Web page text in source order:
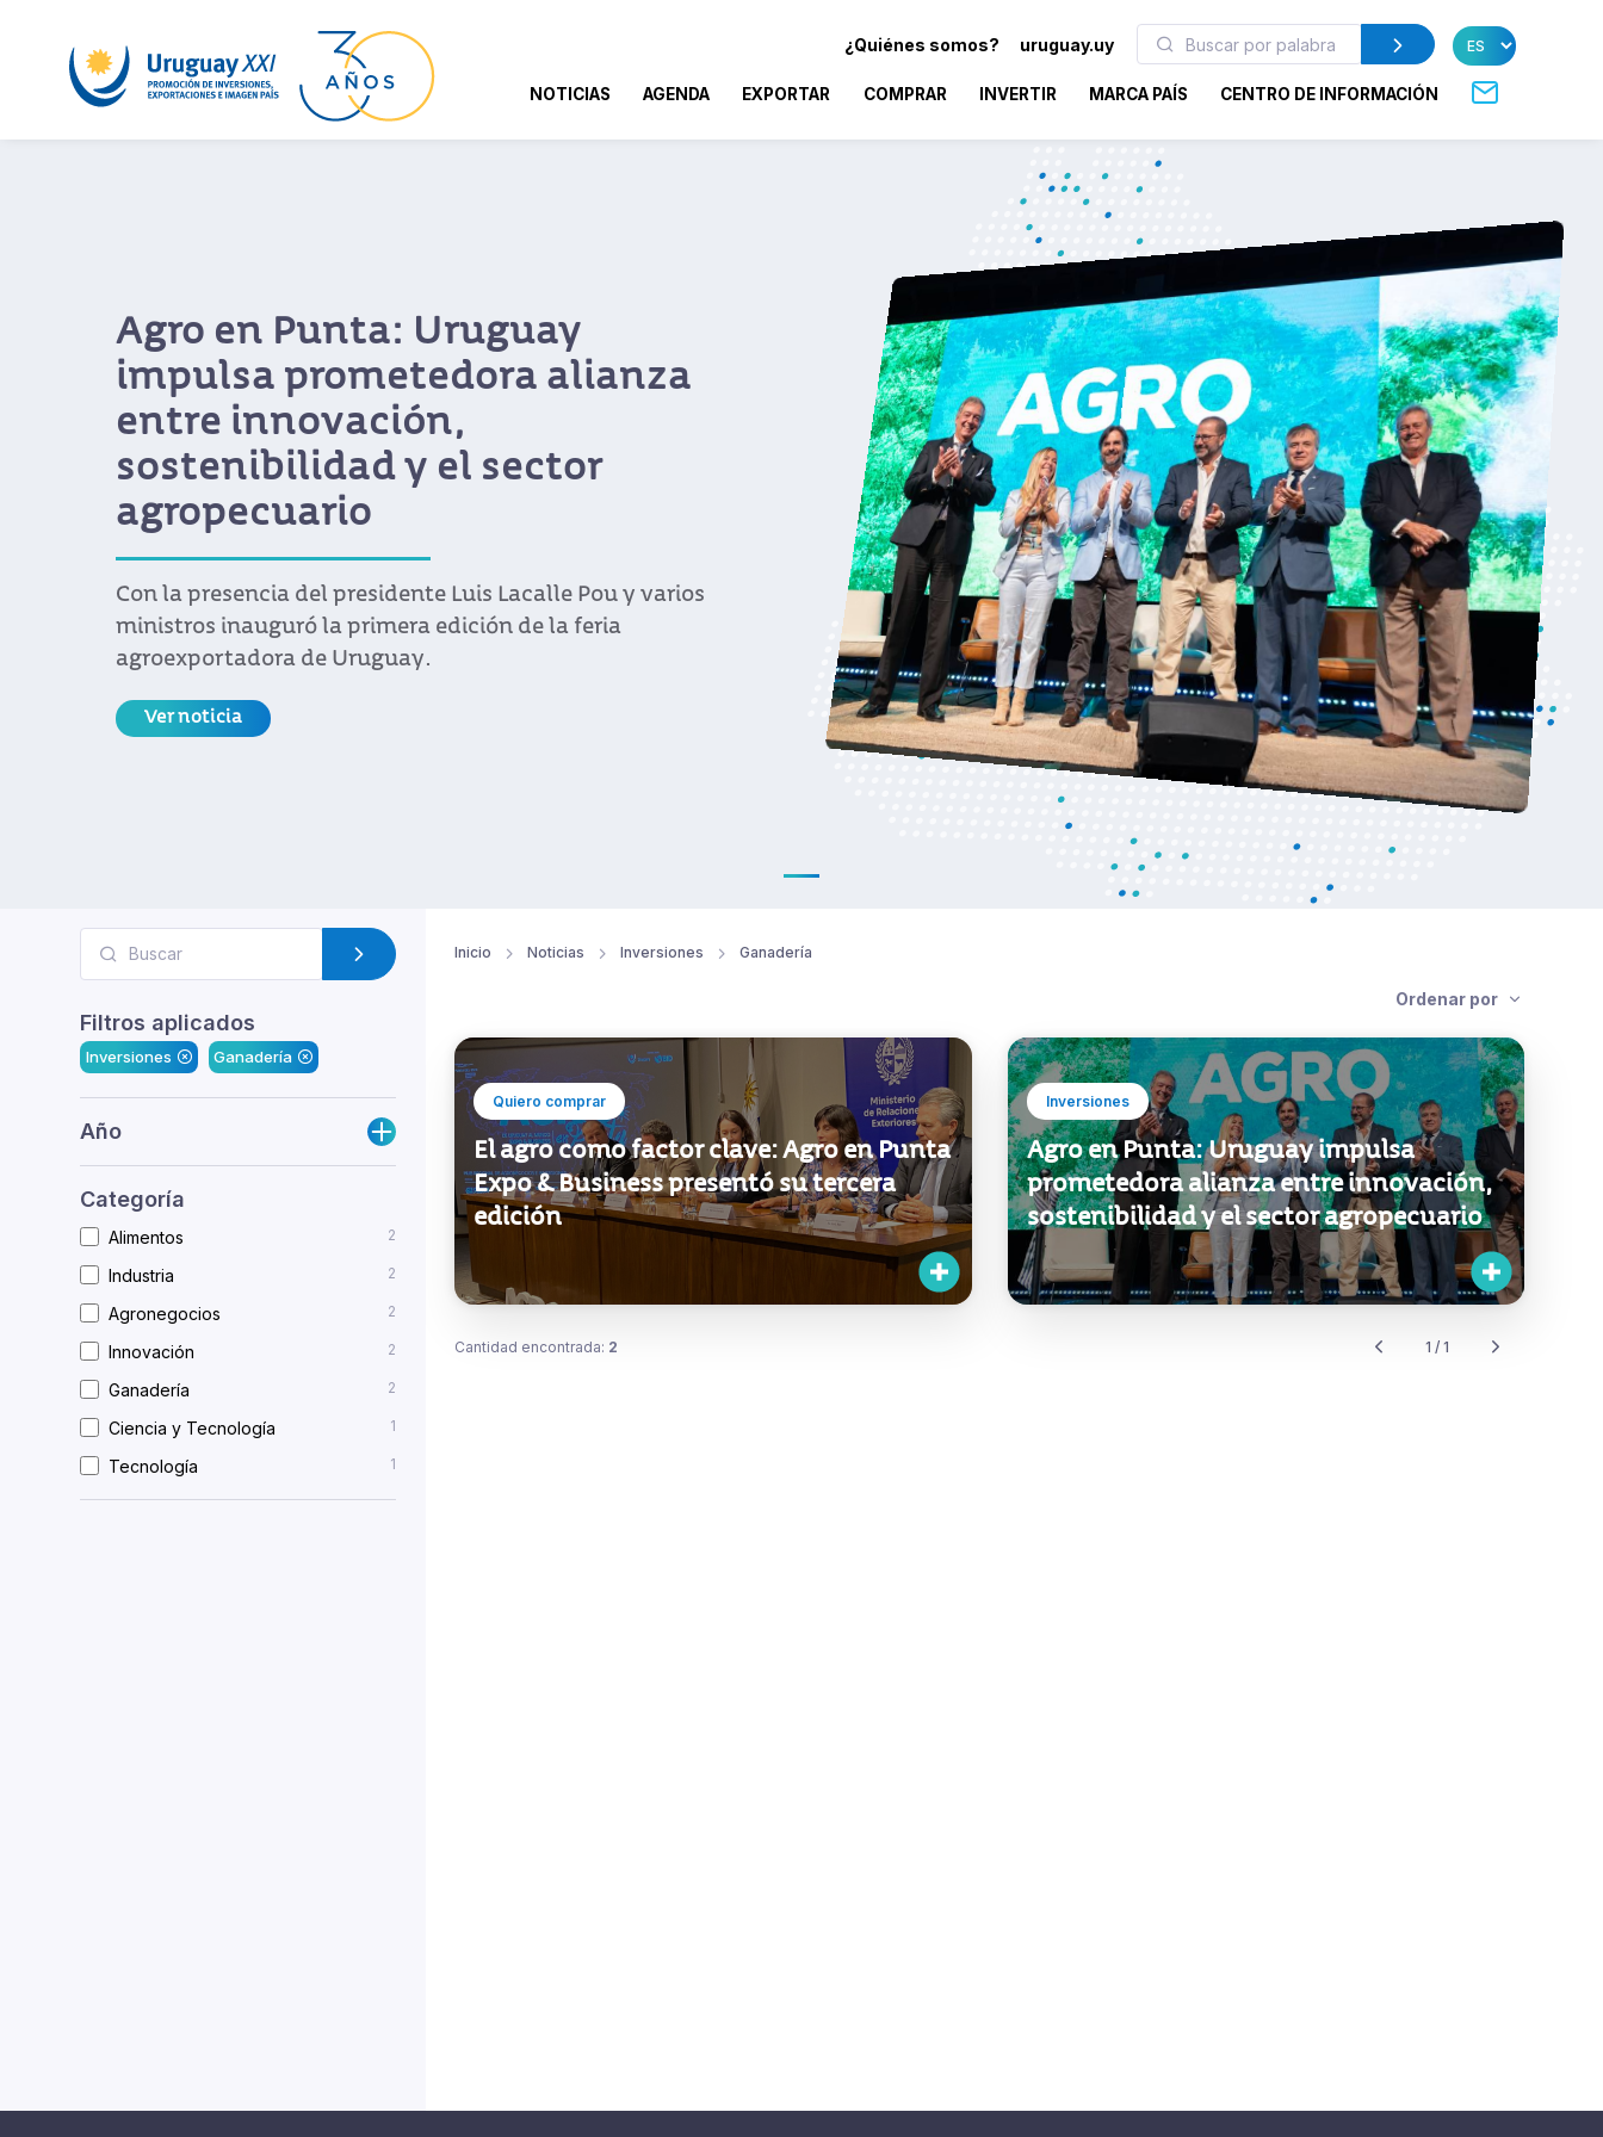
¿Quiénes somos? uruguay.uy
NOTICIAS AGENDA EXPORTAR COMPRAR INVERTIR MARCA PAÍS CENTRO DE INFORMACIÓN
Agro en Punta: Uruguay
impulsa prometedora alianza
entre innovación,
sostenibilidad y el sector
agropecuario
Con la presencia del presidente Luis Lacalle Pou y varios
ministros inauguró la primera edición de la feria
agroexportadora de Uruguay.
Ver noticia
Filtros aplicados
Inversiones Ganadería
Año
Categoría
Alimentos 2
Industria 2
Agronegocios 2
Innovación 2
Ganadería 2
Ciencia y Tecnología 1
Tecnología 1
Inicio Noticias Inversiones Ganadería
Ordenar por
Quiero comprar
El agro como factor clave: Agro en Punta
Expo & Business presentó su tercera
edición
Inversiones
Agro en Punta: Uruguay impulsa
prometedora alianza entre innovación,
sostenibilidad y el sector agropecuario
Cantidad encontrada: 2 1 / 1